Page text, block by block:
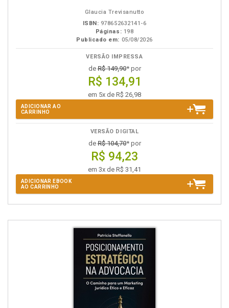
Glaucia Trevisanutto
ISBN: 978652632141-6
Páginas: 198
Publicado em: 05/08/2026
VERSÃO IMPRESSA
deR$ 149,90* por
R$ 134,91
em 5x de R$ 26,98
ADICIONAR AO
CARRINHO
VERSÃO DIGITAL
deR$ 104,70* por
R$ 94,23
em 3x de R$ 31,41
ADICIONAR EBOOK
AO CARRINHO